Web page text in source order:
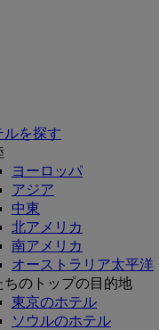
ルを探す
ヨーロッパ
アジア
中東
北アメリカ
南アメリカ
オーストラリア太平洋
ちのトップの目的地
東京のホテル
ソウルのホテル